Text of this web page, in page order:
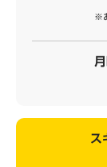
※
ス